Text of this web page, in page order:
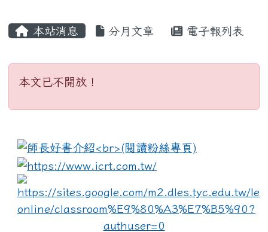
本站消息 分月文章 電子報列表
本文已不開放！
link to https://